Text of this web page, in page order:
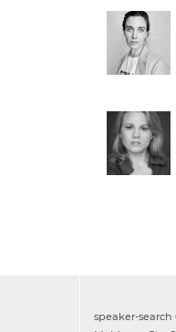
speaker-search